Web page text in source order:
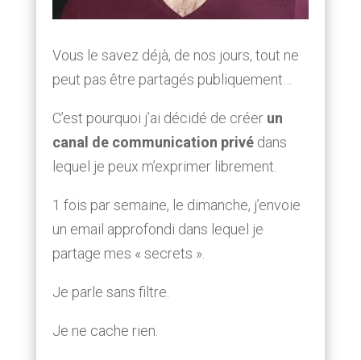
Vous le savez déjà, de nos jours, tout ne
peut pas être partagés publiquement…
C’est pourquoi j’ai décidé de créer un
canal de communication privé dans
lequel je peux m’exprimer librement.
1 fois par semaine, le dimanche, j’envoie
un email approfondi dans lequel je
partage mes « secrets ».
Je parle sans filtre.
Je ne cache rien.